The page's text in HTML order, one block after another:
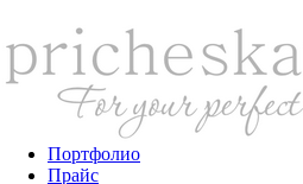
Портфолио
Прайс